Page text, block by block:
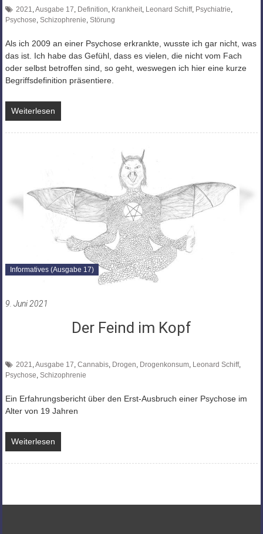
2021,Ausgabe 17, Definition, Krankheit, Leonard Schiff, Psychiatrie,
Psychose, Schizophrenie, Störung
Als ich 2009 an einer Psychose erkrankte, wusste ich gar nicht, was
das ist. Ich habe das Gefühl, dass es vielen, die nicht vom Fach
oder selbst betroffen sind, so geht, weswegen ich hier eine kurze
Begriffsdefinition präsentiere.
Weiterlesen
Informatives (Ausgabe 17)
9. Juni 2021
Der Feind im Kopf
2021,Ausgabe 17, Cannabis, Drogen, Drogenkonsum, Leonard Schiff,
Psychose, Schizophrenie
Ein Erfahrungsbericht über den Erst-Ausbruch einer Psychose im
Alter von 19 Jahren
Weiterlesen